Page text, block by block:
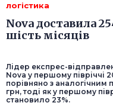
логістика
Nova доставила
шість місяців
Лідер експрес-
Nova у першому півріччі
порівняно з
грн, тоді як у першому
становило 23%.